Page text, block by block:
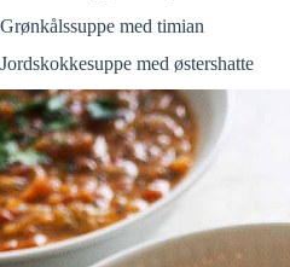
Grønkålssuppe med timian
Jordskokkesuppe med østershatte